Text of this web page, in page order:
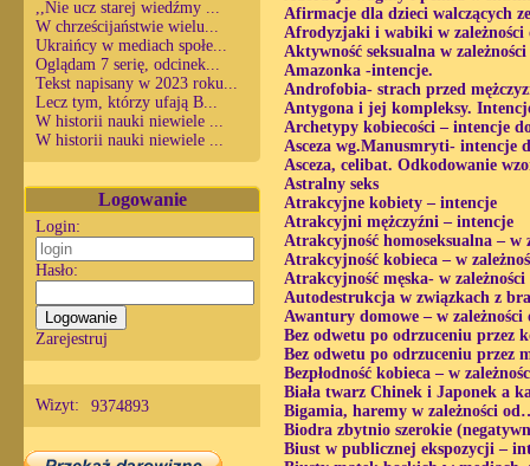
,,Nie ucz starej wiedźmy ...
W chrześcijaństwie wielu...
Ukraińcy w mediach społe...
Oglądam 7 serię, odcinek...
Tekst napisany w 2023 roku...
Lecz tym, którzy ufają B...
W historii nauki niewiele ...
W historii nauki niewiele ...
Logowanie
Login:
Hasło:
Zarejestruj
Wizyt: 9374893
Afirmacje dla dzieci walczących
Afrodyzjaki i wabiki w
Aktywność seksualna w
Amazonka -intencje.
Androfobia- strach przed
Antygona i jej kompleksy.
Archetypy kobiecości – intencje
Asceza wg.Manusmryti- intencje
Asceza, celibat. Odkodowanie
Astralny seks
Atrakcyjne kobiety – intencje
Atrakcyjni mężczyźni – intencje
Atrakcyjność homoseksualna –
Atrakcyjność kobieca – w
Atrakcyjność męska- w
Autodestrukcja w związkach z
Awantury domowe – w
Bez odwetu po odrzuceniu przez
Bez odwetu po odrzuceniu przez
Bezpłodność kobieca – w
Biała twarz Chinek i Japonek a
Bigamia, haremy w zależności
Biodra zbytnio szerokie
Biust w publicznej ekspozycji –